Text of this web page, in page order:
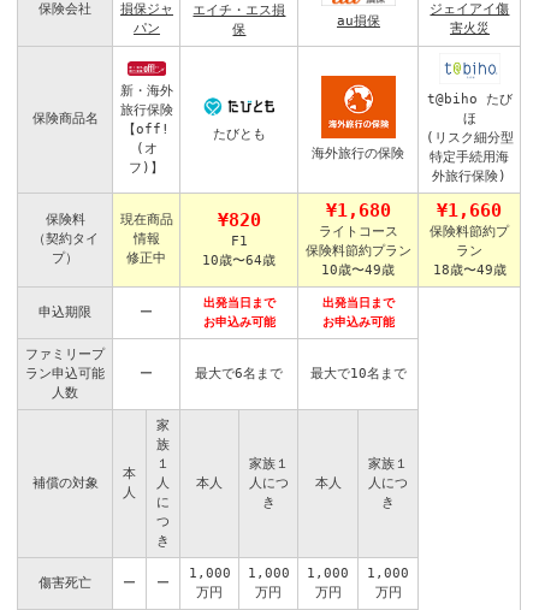
保険会社
損保ジャ
パン
エイチ・エス損
保
au損保
ジェイアイ傷
害火災
保険商品名
新・海外
旅行保険
【off!
(オ
フ)】
たびとも
海外旅行の保険
t@biho たび
ほ
(リスク細分型
特定手続用海
外旅行保険)
保険料
（契約タイ
プ）
現在商品
情報
修正中
¥820
F1
10歳〜64歳
¥1,680
ライトコース
保険料節約プラン
10歳〜49歳
¥1,660
保険料節約プ
ラン
18歳〜49歳
申込期限 ー
出発当日まで
お申込み可能
出発当日まで
お申込み可能
ファミリープ
ラン申込可能
人数
ー 最大で6名まで 最大で10名まで
補償の対象
本
人
家
族
１
人
に
つ
き
本人
家族１
人につ
き
本人
家族１
人につ
き
傷害死亡 ー ー
1,000
万円
1,000
万円
1,000
万円
1,000
万円